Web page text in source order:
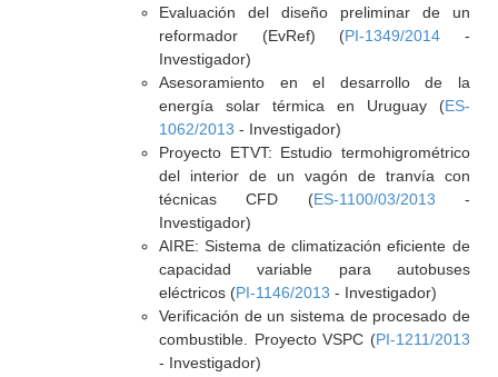
Evaluación del diseño preliminar de un
reformador (EvRef) (PI-1349/2014 -
Investigador)
Asesoramiento en el desarrollo de la
energía solar térmica en Uruguay (ES-
1062/2013 - Investigador)
Proyecto ETVT: Estudio termohigrométrico
del interior de un vagón de tranvía con
técnicas CFD (ES-1100/03/2013 -
Investigador)
AIRE: Sistema de climatización eficiente de
capacidad variable para autobuses
eléctricos (PI-1146/2013 - Investigador)
Verificación de un sistema de procesado de
combustible. Proyecto VSPC (PI-1211/2013
- Investigador)